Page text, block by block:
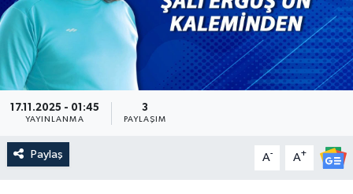
17.11.2025 - 01:45
YAYINLANMA
3
PAYLAŞIM
Paylaş A- A+
Güncel
Kültür & Sanat
Magazin
Resmi İlan